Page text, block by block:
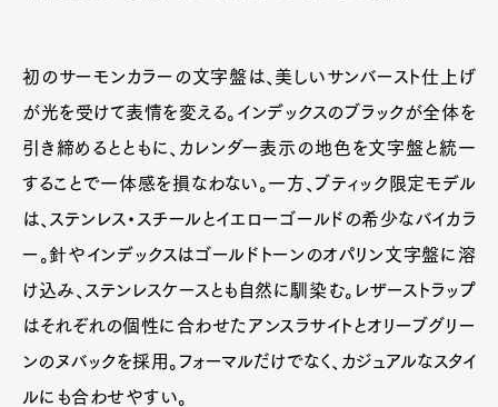
初のサーモンカラーの文字盤は、美しいサンバースト仕上げ
が光を受けて表情を変える。インデックスのブラックが全体を
引き締めるとともに、カレンダー表示の地色を文字盤と統一
することで一体感を損なわない。一方、ブティック限定モデル
は、ステンレス・スチールとイエローゴールドの希少なバイカラ
ー。針やインデックスはゴールドトーンのオパリン文字盤に溶
け込み、ステンレスケースとも自然に馴染む。レザーストラップ
はそれぞれの個性に合わせたアンスラサイトとオリーブグリー
ンのヌバックを採用。フォーマルだけでなく、カジュアルなスタイ
ルにも合わせやすい。